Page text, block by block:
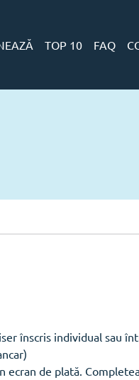
TOP 10 FAQ
înscris individual sau
de plată.